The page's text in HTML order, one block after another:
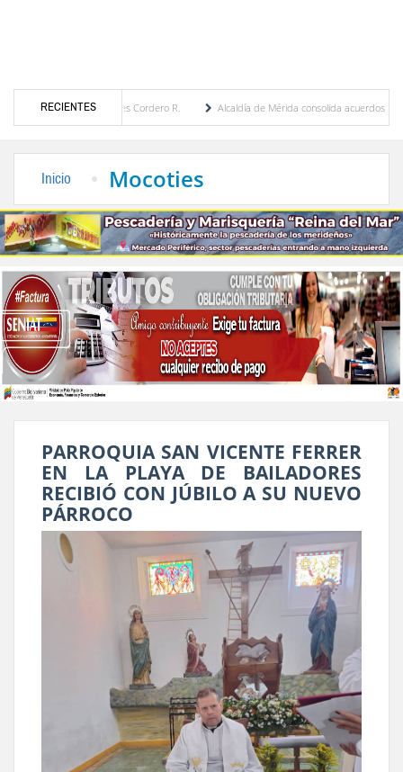
RECIENTES
Eugenia Febres Cordero R.
Alcaldía de Mérida consolida acuerdos con
Inicio Mocoties
PARROQUIA SAN VICENTE FERRER
EN LA PLAYA DE BAILADORES
RECIBIÓ CON JÚBILO A SU NUEVO
PÁRROCO